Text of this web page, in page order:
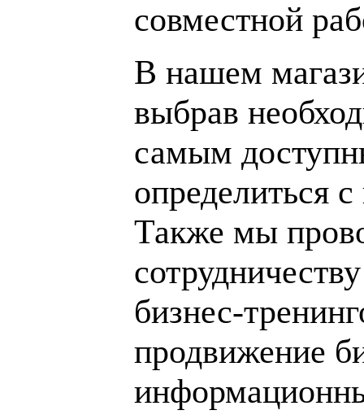
совместной
В нашем
выбрав
самым
определиться
Также мы
бизнес-
продвижение